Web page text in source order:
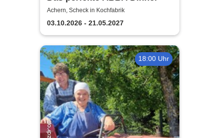
Achern, Scheck in Kochfabrik
03.10.2026 - 21.05.2027
18:00 Uhr